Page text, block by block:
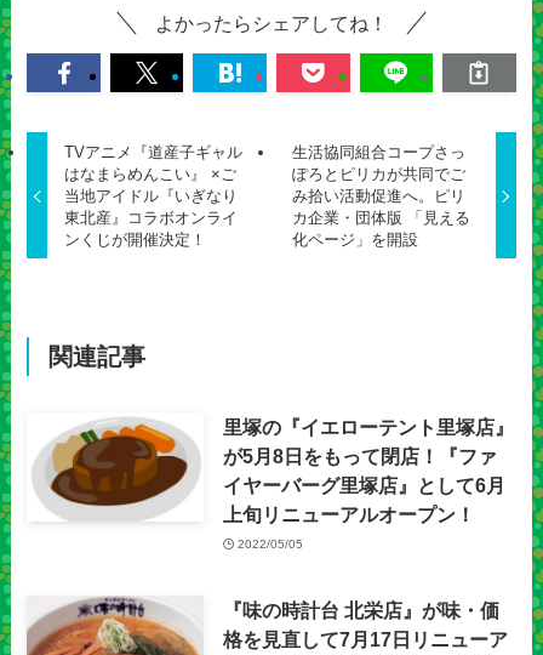
よかったらシェアしてね！
TVアニメ『道産子ギャル
はなまらめんこい』 ×ご
当地アイドル『いぎなり
東北産』コラボオンライ
ンくじが開催決定！
生活協同組合コープさっ
ぽろとピリカが共同でご
み拾い活動促進へ。ピリ
カ企業・団体版 「見える
化ページ」を開設
関連記事
里塚の『イエローテント里塚店』
が5月8日をもって閉店！『ファ
イヤーバーグ里塚店』として6月
上旬リニューアルオープン！
2022/05/05
『味の時計台 北栄店』が味・価
格を見直して7月17日リニューア